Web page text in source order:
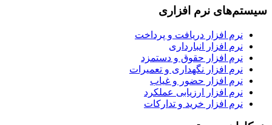
سیستم‌های نرم افزاری
نرم افزار دریافت و پرداخت
نرم افزار انبارداری
نرم افزار حقوق و دستمزد
نرم افزار نگهداری و تعمیرات
نرم افزار حضور و غیاب
نرم افزار ارزیابی عملکرد
نرم افزار خرید و تدارکات